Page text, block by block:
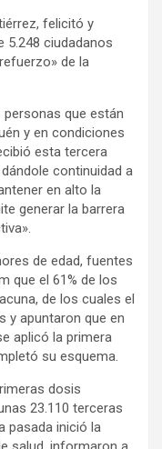
felicitó y
5.248 ciudadanos
de la
personas que están
y en condiciones
esta tercera
continuidad a
en alto la
generar la barrera
de edad, fuentes
que el 61% de los
de los cuales el
y apuntaron que en
aplicó la primera
su esquema.
dosis
23.110 terceras
pasada inició la